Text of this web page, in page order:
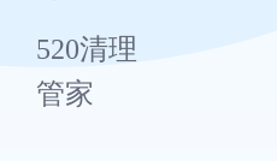
理管
家